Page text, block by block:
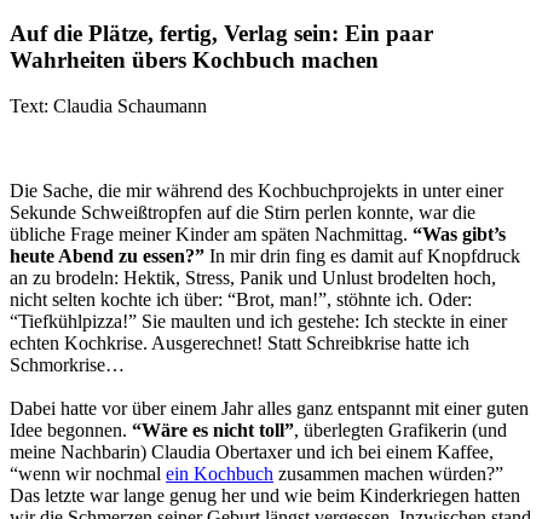
Auf die Plätze, fertig, Verlag sein: Ein paar
Wahrheiten übers Kochbuch machen
Text: Claudia Schaumann
Die Sache, die mir während des Kochbuchprojekts in unter einer
Sekunde Schweißtropfen auf die Stirn perlen konnte, war die
übliche Frage meiner Kinder am späten Nachmittag. “Was gibt’s
heute Abend zu essen?” In mir drin fing es damit auf Knopfdruck
an zu brodeln: Hektik, Stress, Panik und Unlust brodelten hoch,
nicht selten kochte ich über: “Brot, man!”, stöhnte ich. Oder:
“Tiefkühlpizza!” Sie maulten und ich gestehe: Ich steckte in einer
echten Kochkrise. Ausgerechnet! Statt Schreibkrise hatte ich
Schmorkrise…
Dabei hatte vor über einem Jahr alles ganz entspannt mit einer guten
Idee begonnen. “Wäre es nicht toll”, überlegten Grafikerin (und
meine Nachbarin) Claudia Obertaxer und ich bei einem Kaffee,
“wenn wir nochmal ein Kochbuch zusammen machen würden?”
Das letzte war lange genug her und wie beim Kinderkriegen hatten